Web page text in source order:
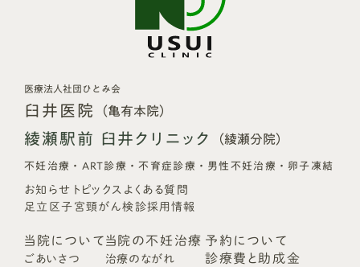
医療法人社団ひとみ会
臼井医院 （亀有本院）
綾瀬駅前 臼井クリニック （綾瀬分院）
不妊治療・ART診療・不育症診療・男性不妊治療・卵子凍結
お知らせ トピックス よくある質問
足立区子宮頸がん検診採用情報
当院について
ごあいさつ
当院の不妊治療
治療のながれ
予約について
診療費と助成金